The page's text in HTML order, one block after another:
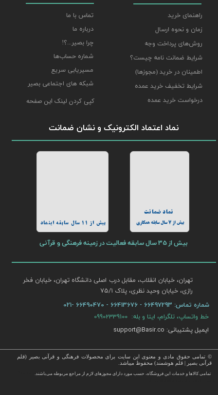
راهنمای خرید
زمان و نحوه ارسال
روش‌های پرداخت وجه
شرایط ضمانت نامه چیست؟
اطمینان در خرید (مجوزها)
شرایط تخفیف خرید عمده
درخواست خرید عمده
© تمامی حقوق مادی و معنوی این سایت برای محصولات فرهنگی و قرآنی بصیر (قلم
قرآنی بصیر | قلم هوشمند) محفوظ میباشد.
تمامی كالاها و خدمات این فروشگاه، حسب مورد دارای مجوزهای لازم از مراجع مربوطه می‌باشند.
، انواع قلم قرآنی ، انواع کتاب نفیس و قرآن نفیس , قرآن عروس , کتب نفیس و معطر , کتاب چرمی و سایر محصولات
نماد اعتماد الکترونیک و نشان ضمانت
بیش از 11 سال سابقه اینماد
بیش از 35 سال سابقه فعالیت در زمینه فرهنگی و قرآنی
بیش از 7 سال سابقه همکاری
تماس با ما
درباره ما
چرا بصیر...؟!
شماره حساب‌ها
مسیریابی سریع
شبکه های اجتماعی بصیر
تهران، خیابان انقلاب، مقابل درب اصلی دانشگاه تهران، خیابان فخر
رازی، خیابان وحید نظری، پلاک ۷۵/۱​​​​​​​
شماره تماس:
خط واتساپ، تلگرام، ایتا و بله: 09902339100
ایمیل پشتیبانی: support@Basir.co
کپی کردن لینک این صفحه